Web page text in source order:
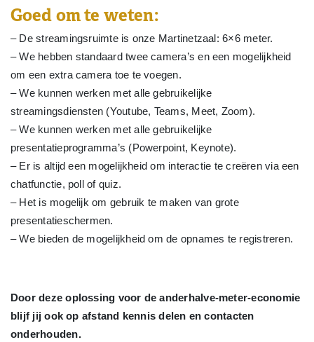
Goed om te weten:
– De streamingsruimte is onze Martinetzaal: 6×6 meter.
– We hebben standaard twee camera’s en een mogelijkheid
om een extra camera toe te voegen.
– We kunnen werken met alle gebruikelijke
streamingsdiensten (Youtube, Teams, Meet, Zoom).
– We kunnen werken met alle gebruikelijke
presentatieprogramma’s (Powerpoint, Keynote).
– Er is altijd een mogelijkheid om interactie te creëren via een
chatfunctie, poll of quiz.
– Het is mogelijk om gebruik te maken van grote
presentatieschermen.
– We bieden de mogelijkheid om de opnames te registreren.
Door deze oplossing voor de anderhalve-meter-economie
blijf jij ook op afstand kennis delen en contacten
onderhouden.